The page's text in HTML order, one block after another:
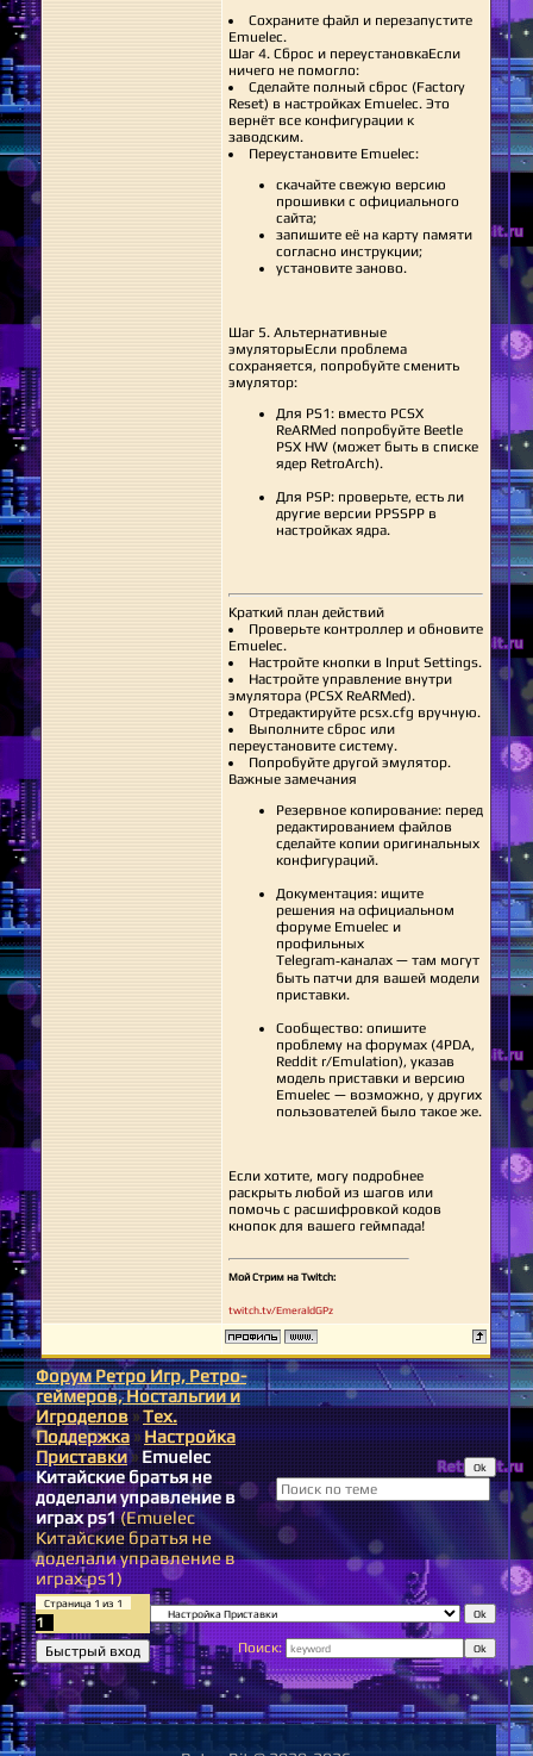
Сохраните файл и перезапустите
Emuelec.
Шаг 4. Сброс и переустановкаЕсли
ничего не помогло:
Сделайте полный сброс (Factory
Reset) в настройках Emuelec. Это
вернёт все конфигурации к
заводским.
Переустановите Emuelec:
скачайте свежую версию
прошивки с официального
сайта;
запишите её на карту памяти
согласно инструкции;
установите заново.
Шаг 5. Альтернативные
эмуляторыЕсли проблема
сохраняется, попробуйте сменить
эмулятор:
Для PS1: вместо PCSX
ReARMed попробуйте Beetle
PSX HW (может быть в списке
ядер RetroArch).
Для PSP: проверьте, есть ли
другие версии PPSSPP в
настройках ядра.
Краткий план действий
Проверьте контроллер и обновите
Emuelec.
Настройте кнопки в Input Settings.
Настройте управление внутри
эмулятора (PCSX ReARMed).
Отредактируйте pcsx.cfg вручную.
Выполните сброс или
переустановите систему.
Попробуйте другой эмулятор.
Важные замечания
Резервное копирование: перед
редактированием файлов
сделайте копии оригинальных
конфигураций.
Документация: ищите
решения на официальном
форуме Emuelec и
профильных
Telegram‑каналах — там могут
быть патчи для вашей модели
приставки.
Сообщество: опишите
проблему на форумах (4PDA,
Reddit r/Emulation), указав
модель приставки и версию
Emuelec — возможно, у других
пользователей было такое же.
Если хотите, могу подробнее
раскрыть любой из шагов или
помочь с расшифровкой кодов
кнопок для вашего геймпада!
Мой Стрим на Twitch:
twitch.tv/EmeraldGPz
Форум Ретро Игр, Ретро-
геймеров, Ностальгии и
Игроделов»Тех.
Поддержка » Настройка
Приставки»Emuelec
Китайские братья не
доделали управление в
играх ps1(Emuelec
Китайские братья не
доделали управление в
играх ps1)
Страница 1 из 1
1
Поиск: